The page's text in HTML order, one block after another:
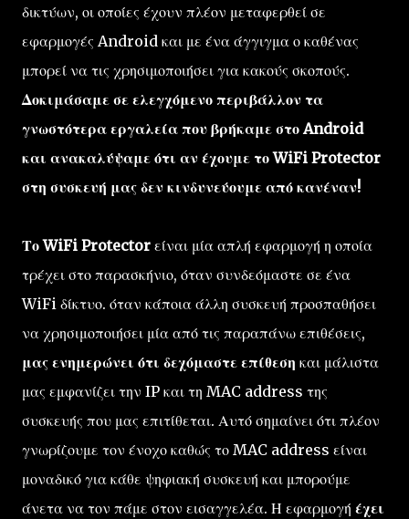
δικτύων, οι οποίες έχουν πλέον μεταφερθεί σε
εφαρμογές Android και με ένα άγγιγμα ο καθένας
μπορεί να τις χρησιμοποιήσει για κακούς σκοπούς.
Δοκιμάσαμε σε ελεγχόμενο περιβάλλον τα
γνωστότερα εργαλεία που βρήκαμε στο Android
και ανακαλύψαμε ότι αν έχουμε το WiFi Protector
στη συσκευή μας δεν κινδυνεύουμε από κανέναν!
Το WiFi Protector είναι μία απλή εφαρμογή η οποία
τρέχει στο παρασκήνιο, όταν συνδεόμαστε σε ένα
WiFi δίκτυο. όταν κάποια άλλη συσκευή προσπαθήσει
να χρησιμοποιήσει μία από τις παραπάνω επιθέσεις,
μας ενημερώνει ότι δεχόμαστε επίθεση και μάλιστα
μας εμφανίζει την IP και τη MAC address της
συσκευής που μας επιτίθεται. Αυτό σημαίνει ότι πλέον
γνωρίζουμε τον ένοχο καθώς το MAC address είναι
μοναδικό για κάθε ψηφιακή συσκευή και μπορούμε
άνετα να τον πάμε στον εισαγγελέα. Η εφαρμογή έχει